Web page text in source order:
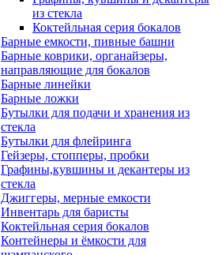
из стекла
Коктейльная серия бокалов
Барные емкости, пивные башни
Барные коврики, органайзеры,
направляющие для бокалов
Барные линейки
Барные ложки
Бутылки для подачи и хранения из
стекла
Бутылки для флейринга
Гейзеры, стопперы, пробки
Графины,кувшины и декантеры из
стекла
Джиггеры, мерные емкости
Инвентарь для баристы
Коктейльная серия бокалов
Контейнеры и ёмкости для